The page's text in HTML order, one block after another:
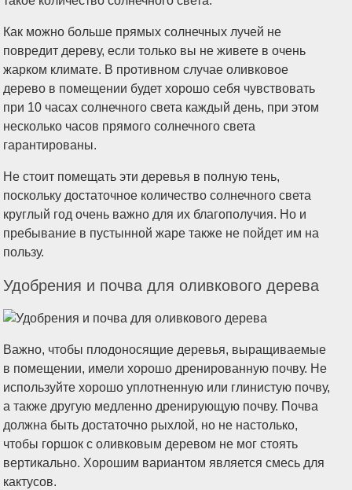
Как можно больше прямых солнечных лучей не
повредит дереву, если только вы не живете в очень
жарком климате. В противном случае оливковое
дерево в помещении будет хорошо себя чувствовать
при 10 часах солнечного света каждый день, при этом
несколько часов прямого солнечного света
гарантированы.
Не стоит помещать эти деревья в полную тень,
поскольку достаточное количество солнечного света
круглый год очень важно для их благополучия. Но и
пребывание в пустынной жаре также не пойдет им на
пользу.
Удобрения и почва для оливкового дерева
Важно, чтобы плодоносящие деревья, выращиваемые
в помещении, имели хорошо дренированную почву. Не
используйте хорошо уплотненную или глинистую почву,
а также другую медленно дренирующую почву. Почва
должна быть достаточно рыхлой, но не настолько,
чтобы горшок с оливковым деревом не мог стоять
вертикально. Хорошим вариантом является смесь для
кактусов.